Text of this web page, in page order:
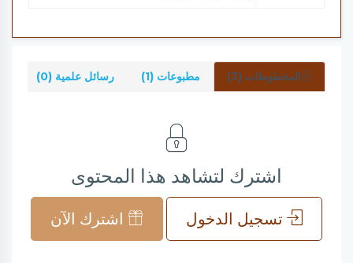
المخطوطات (3) مطبوعات (1) رسائل علمية (0)
اشترك لتشاهد هذا المحتوى
تسجيل الدخول اشترك الآن